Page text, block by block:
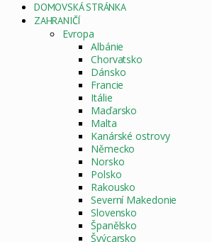
DOMOVSKÁ STRÁNKA
ZAHRANIČÍ
Evropa
Albánie
Chorvatsko
Dánsko
Francie
Itálie
Maďarsko
Malta
Kanárské ostrovy
Německo
Norsko
Polsko
Rakousko
Severní Makedonie
Slovensko
Španělsko
Švýcarsko